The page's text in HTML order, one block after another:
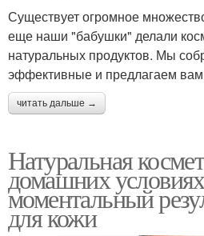
Существует огромное
еще наши "бабушки" делали
натуральных продуктов. Мы
эффективные и предлагаем вам
читать дальше →
Натуральная
домашних
моментальный
для кожи